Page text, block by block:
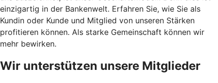
einzigartig in der Bankenwelt. Erfahren Sie, wie Sie als
Kundin oder Kunde und Mitglied von unseren Stärken
profitieren können. Als starke Gemeinschaft können wir
mehr bewirken.
Wir unterstützen unsere Mitglieder